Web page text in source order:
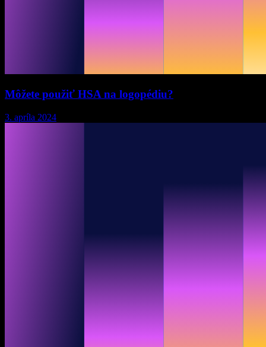
Môžete použiť HSA na logopédiu?
3. apríla 2024